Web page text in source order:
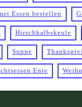
Essen bestellen
Hirschkalbskeule
Suppe
Ente